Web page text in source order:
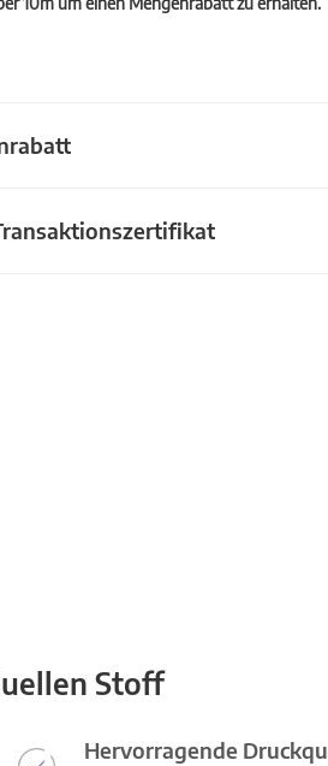
Stoff
Hervorragende